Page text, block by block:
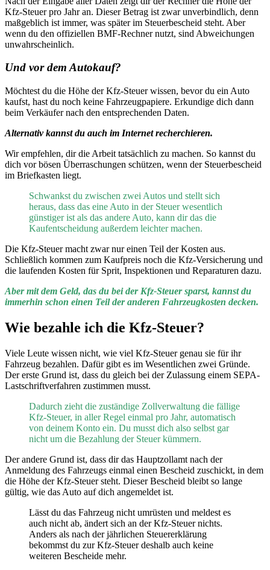
Kfz-Steuer pro Jahr an. Dieser Betrag ist zwar unverbindlich, denn
maßgeblich ist immer, was später im Steuerbescheid steht. Aber
wenn du den offiziellen BMF-Rechner nutzt, sind Abweichungen
unwahrscheinlich.
Und vor dem Autokauf?
Möchtest du die Höhe der Kfz-Steuer wissen, bevor du ein Auto
kaufst, hast du noch keine Fahrzeugpapiere. Erkundige dich dann
beim Verkäufer nach den entsprechenden Daten.
Alternativ kannst du auch im Internet recherchieren.
Wir empfehlen, dir die Arbeit tatsächlich zu machen. So kannst du
dich vor bösen Überraschungen schützen, wenn der Steuerbescheid
im Briefkasten liegt.
Schwankst du zwischen zwei Autos und stellt sich
heraus, dass das eine Auto in der Steuer wesentlich
günstiger ist als das andere Auto, kann dir das die
Kaufentscheidung außerdem leichter machen.
Die Kfz-Steuer macht zwar nur einen Teil der Kosten aus.
Schließlich kommen zum Kaufpreis noch die Kfz-Versicherung und
die laufenden Kosten für Sprit, Inspektionen und Reparaturen dazu.
Aber mit dem Geld, das du bei der Kfz-Steuer sparst, kannst du
immerhin schon einen Teil der anderen Fahrzeugkosten decken.
Wie bezahle ich die Kfz-Steuer?
Viele Leute wissen nicht, wie viel Kfz-Steuer genau sie für ihr
Fahrzeug bezahlen. Dafür gibt es im Wesentlichen zwei Gründe.
Der erste Grund ist, dass du gleich bei der Zulassung einem SEPA-
Lastschriftverfahren zustimmen musst.
Dadurch zieht die zuständige Zollverwaltung die fällige
Kfz-Steuer, in aller Regel einmal pro Jahr, automatisch
von deinem Konto ein. Du musst dich also selbst gar
nicht um die Bezahlung der Steuer kümmern.
Der andere Grund ist, dass dir das Hauptzollamt nach der
Anmeldung des Fahrzeugs einmal einen Bescheid zuschickt, in dem
die Höhe der Kfz-Steuer steht. Dieser Bescheid bleibt so lange
gültig, wie das Auto auf dich angemeldet ist.
Lässt du das Fahrzeug nicht umrüsten und meldest es
auch nicht ab, ändert sich an der Kfz-Steuer nichts.
Anders als nach der jährlichen Steuererklärung
bekommst du zur Kfz-Steuer deshalb auch keine
weiteren Bescheide mehr.